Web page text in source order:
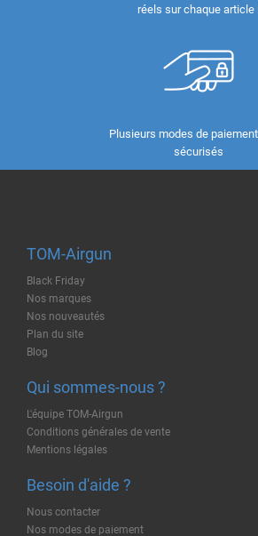
réels sur chaque article
Plusieurs modes de
sécurisés
TOM-Airgun
Black Friday
Nos marques
Nos nouveautés
Plan du site
Blog
Qui sommes-nous ?
L'équipe TOM-Airgun
Conditions générales de vente
Mentions légales
Besoin d'aide ?
Nous contacter
Nos modes de paiement